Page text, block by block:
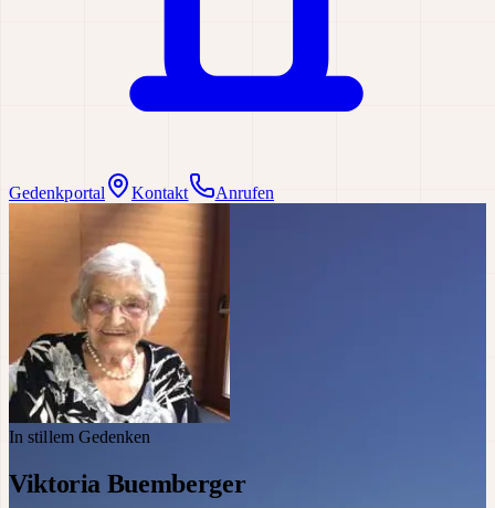
Gedenkportal Kontakt Anrufen
In stillem Gedenken
Viktoria Buemberger